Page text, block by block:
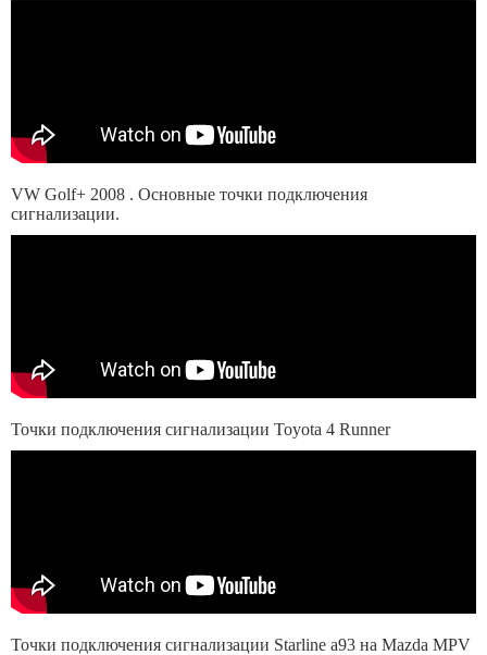
VW Golf+ 2008 . Основные точки подключения
сигнализации.
Точки подключения сигнализации Toyota 4 Runner
Точки подключения сигнализации Starline a93 на Mazda MPV